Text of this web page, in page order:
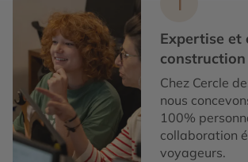
Expertise et
construction
Chez Cercle
nous
100%
collaboration
voyageurs.